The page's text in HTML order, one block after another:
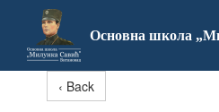
Основна школа
‹ Back